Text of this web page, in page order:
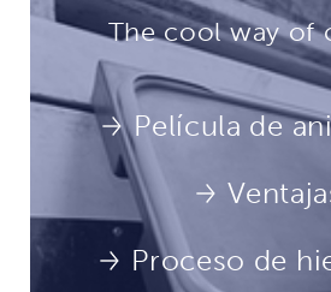
The cool way of
Película de
Proceso de